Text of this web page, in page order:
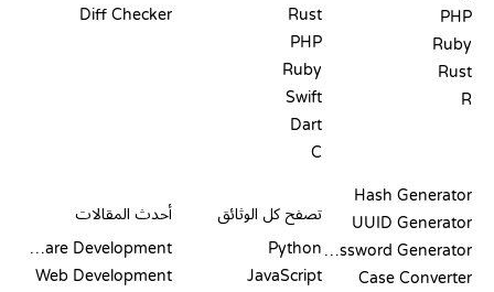
PHP
Ruby
Rust
R
Rust
PHP
Ruby
Swift
Dart
C
Diff Checker
Hash Generator
UUID Generator
Password Generator
Case Converter
تصفح كل الوثائق
Python
JavaScript
أحدث المقالات
Software Development
Web Development